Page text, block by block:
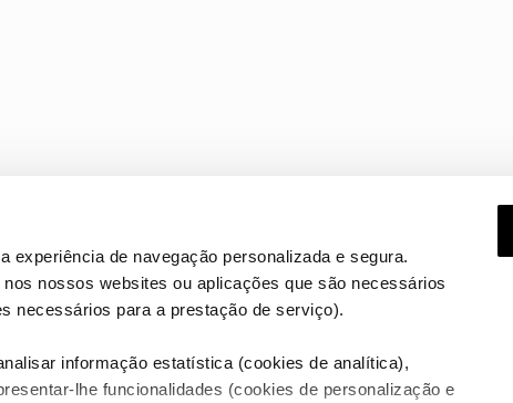
experiência de navegação personalizada e segura.
nossos websites ou aplicações que são necessários
necessários para a prestação de serviço).
informação estatística (cookies de analítica),
lhe funcionalidades (cookies de personalização e